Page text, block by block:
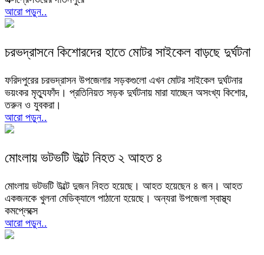
আরো পড়ুন..
চরভদ্রাসনে কিশোরদের হাতে মোটর সাইকেল বাড়ছে দুর্ঘটনা
ফরিদপুরের চরভদ্রাসন উপজেলার সড়কগুলো এখন মোটর সাইকেল দুর্ঘটনার
ভয়ংকর মৃত্যুফাঁদ। প্রতিনিয়ত সড়ক দুর্ঘটনায় মারা যাচ্ছেন অসংখ্য কিশোর,
তরুন ও যুবকরা।
আরো পড়ুন..
মোংলায় ভটভটি উল্টে নিহত ২ আহত ৪
মোংলায় ভটভটি উল্টে দুজন নিহত হয়েছে। আহত হয়েছেন ৪ জন। আহত
একজনকে খুলনা মেডিক্যালে পাঠানো হয়েছে। অন্যরা উপজেলা স্বাস্থ্য
কমপ্লেক্সে
আরো পড়ুন..